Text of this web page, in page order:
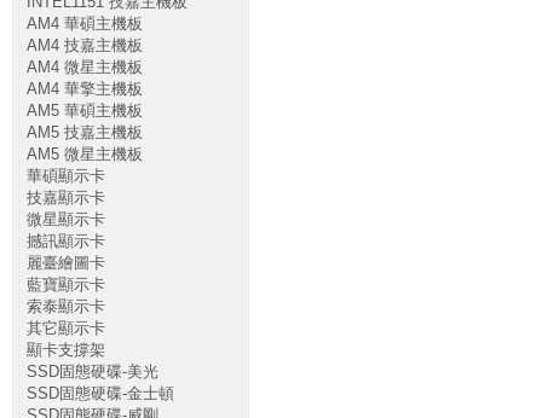
AM4 華碩主機板
AM4 技嘉主機板
AM4 微星主機板
AM4 華擎主機板
AM5 華碩主機板
AM5 技嘉主機板
AM5 微星主機板
華碩顯示卡
技嘉顯示卡
微星顯示卡
撼訊顯示卡
麗臺繪圖卡
藍寶顯示卡
索泰顯示卡
其它顯示卡
顯卡支撐架
SSD固態硬碟-美光
SSD固態硬碟-金士頓